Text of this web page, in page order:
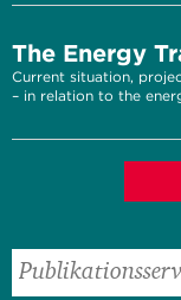
The Energy
Current situation,
– in relation to the